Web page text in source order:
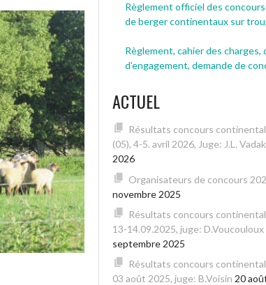
Règlement officiel des
de berger continentaux sur
Règlement, cahier des charges,
d’engagement, demande de
ACTUEL
Résultats concours
(05), 4-5. avril 2026, Juge: J.L.
2026
Organisateurs de concours
novembre 2025
Résultats concours
13-14.09.2025, juge: D.Voucouloux
septembre 2025
Résultats concours continental
03 août 2025, juge: B.Voisin 20